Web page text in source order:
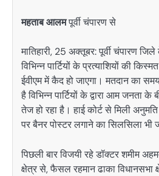
महताब आलमपूर्वी चंपारण से
मातिहारी, 25 अक्तूबर: पूर्वी चंपारण
विभिन्न पार्टियों के प्रत्याशियों की
ईवीएम में कैद हो जाएगा। मतदान का
है विभिन्न पार्टियों के द्वारा आम जनता
तेज हो रहा है। हाई कोर्ट से मिली
पर बैनर पोस्टर लगाने का सिलसिला भी
पिछली बार विजयी रहे डॉक्टर शमीम
क्षेत्र से, फैसल रहमान ढाका विधानसभा